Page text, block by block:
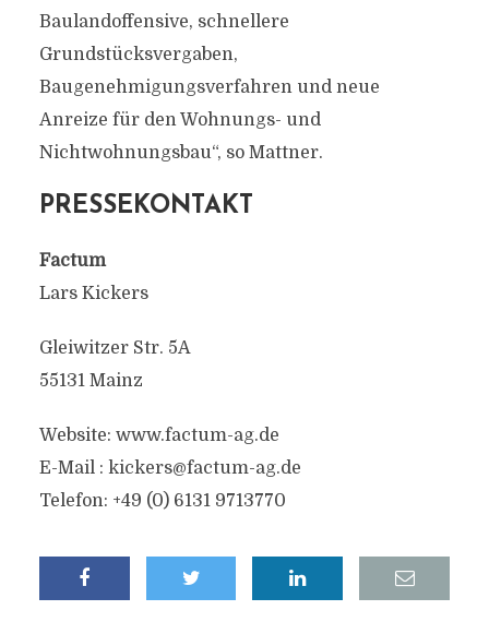
Baulandoffensive, schnellere
Grundstücksvergaben,
Baugenehmigungsverfahren und neue
Anreize für den Wohnungs- und
Nichtwohnungsbau“, so Mattner.
PRESSEKONTAKT
Factum
Lars Kickers
Gleiwitzer Str. 5A
55131 Mainz
Website: www.factum-ag.de
E-Mail : kickers@factum-ag.de
Telefon: +49 (0) 6131 9713770